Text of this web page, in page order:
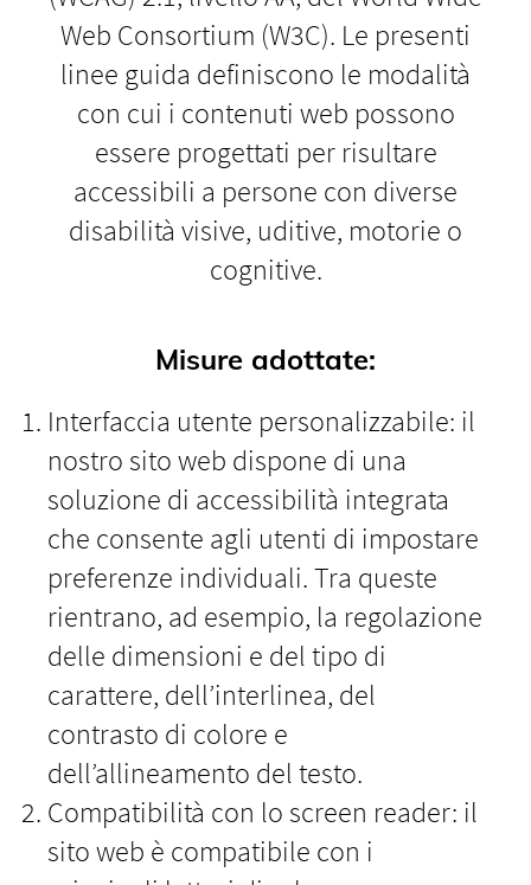
Web Consortium (W3C). Le presenti
linee guida definiscono le modalità
con cui i contenuti web possono
essere progettati per risultare
accessibili a persone con diverse
disabilità visive, uditive, motorie o
cognitive.
Misure adottate:
Interfaccia utente personalizzabile: il
nostro sito web dispone di una
soluzione di accessibilità integrata
che consente agli utenti di impostare
preferenze individuali. Tra queste
rientrano, ad esempio, la regolazione
delle dimensioni e del tipo di
carattere, dell’interlinea, del
contrasto di colore e
dell’allineamento del testo.
Compatibilità con lo screen reader: il
sito web è compatibile con i